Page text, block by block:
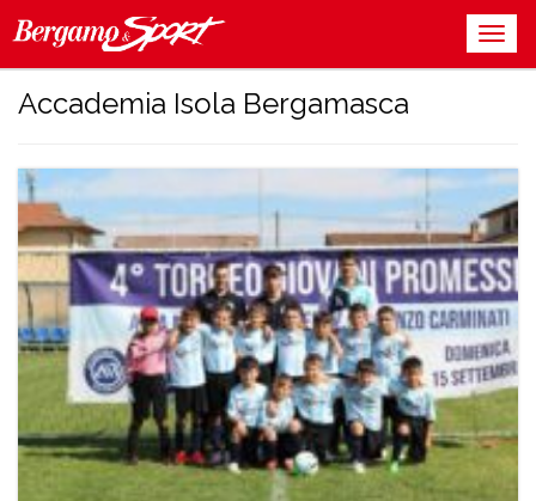
Accademia Isola Bergamasca